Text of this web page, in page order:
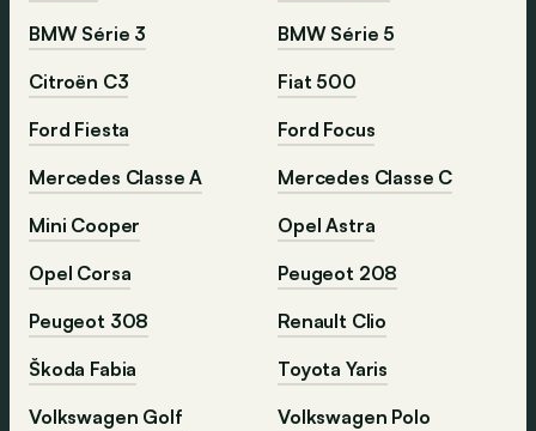
BMW Série 3
BMW Série 5
Citroën C3
Fiat 500
Ford Fiesta
Ford Focus
Mercedes Classe A
Mercedes Classe C
Mini Cooper
Opel Astra
Opel Corsa
Peugeot 208
Peugeot 308
Renault Clio
Škoda Fabia
Toyota Yaris
Volkswagen Golf
Volkswagen Polo